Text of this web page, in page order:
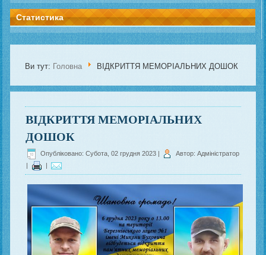
Статистика
Ви тут: Головна ВІДКРИТТЯ МЕМОРІАЛЬНИХ ДОШОК
ВІДКРИТТЯ МЕМОРІАЛЬНИХ
ДОШОК
Опубліковано: Субота, 02 грудня 2023 |
Автор: Адміністратор